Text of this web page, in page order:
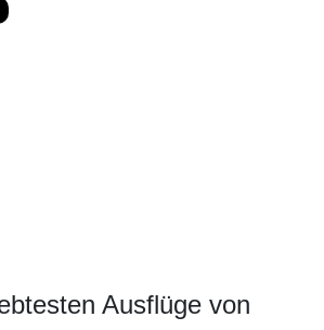
Ausflüge von